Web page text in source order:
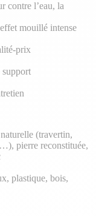
contre l’eau, la
mouillé intense
prix
support
(travertin,
pierre reconstituée,
plastique, bois,